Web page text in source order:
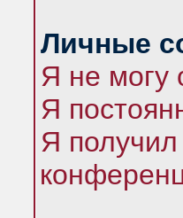
Личные
Я не могу
Я
Я получил